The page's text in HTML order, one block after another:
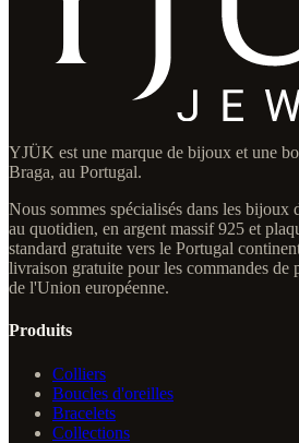
YJÜK est une marque de bijoux et une
Braga, au Portugal.
Nous sommes spécialisés dans les bijoux
au quotidien, en argent massif 925 et
standard gratuite vers le Portugal
livraison gratuite pour les commandes de
de l'Union européenne.
Produits
Colliers
Boucles d'oreilles
Bracelets
Collections